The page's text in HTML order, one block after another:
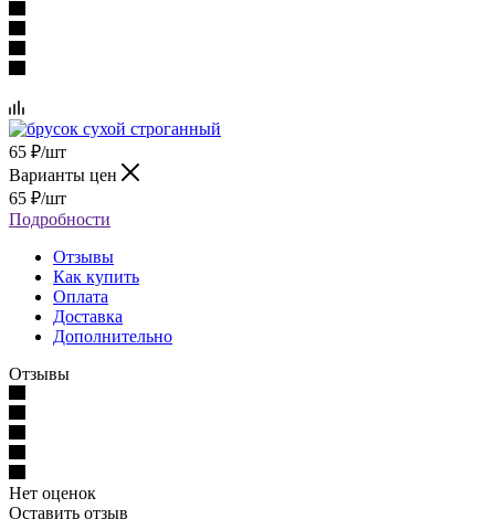
65 ₽/шт
Варианты цен
65 ₽/шт
Подробности
Отзывы
Как купить
Оплата
Доставка
Дополнительно
Отзывы
Нет оценок
Оставить отзыв